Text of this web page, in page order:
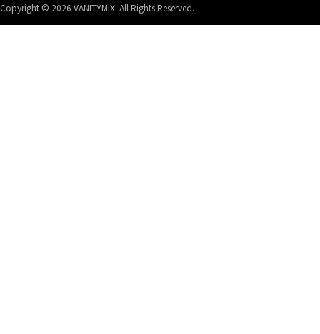
Copyright © 2026 VANITYMIX. All Rights Reserved.